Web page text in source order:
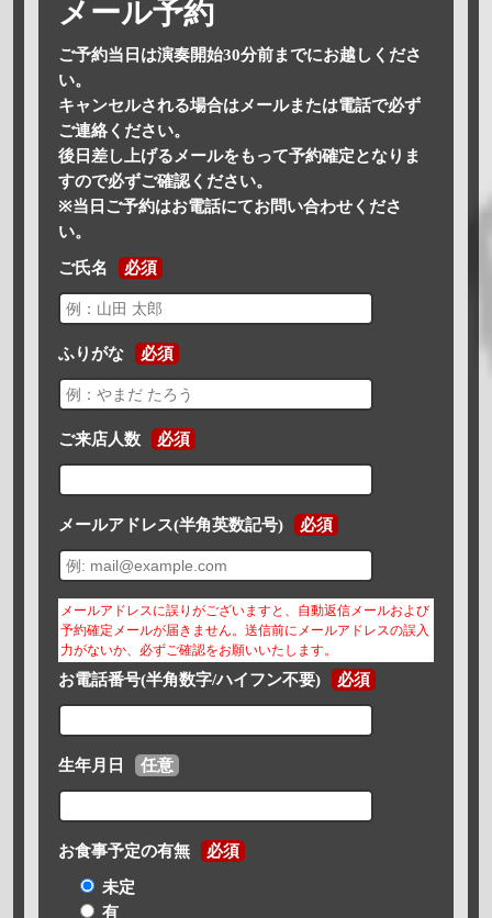
メール予約
ご予約当日は演奏開始30分前までにお越しくださ
い。
キャンセルされる場合はメールまたは電話で必ず
ご連絡ください。
後日差し上げるメールをもって予約確定となりま
すので必ずご確認ください。
※当日ご予約はお電話にてお問い合わせくださ
い。
ご氏名 必須
ふりがな 必須
ご来店人数 必須
メールアドレス(半角英数記号) 必須
メールアドレスに誤りがございますと、自動返信メールおよび
予約確定メールが届きません。送信前にメールアドレスの誤入
力がないか、必ずご確認をお願いいたします。
お電話番号(半角数字/ハイフン不要) 必須
生年月日 任意
お食事予定の有無 必須
未定
有